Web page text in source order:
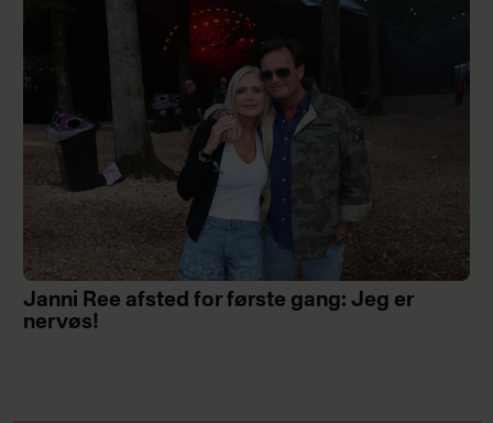
Janni Ree afsted for første gang: Jeg er
nervøs!